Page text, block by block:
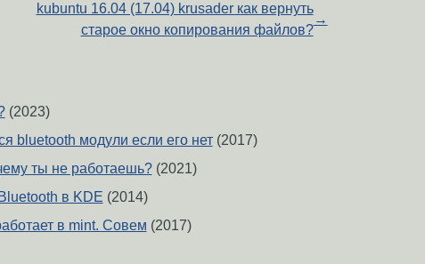
kubuntu 16.04 (17.04) krusader как вернуть
старое окно копирования файлов?
→
(2023)
bluetooth модули если его нет(2017)
ты не работаешь?(2021)
в KDE (2014)
в mint. Совем (2017)